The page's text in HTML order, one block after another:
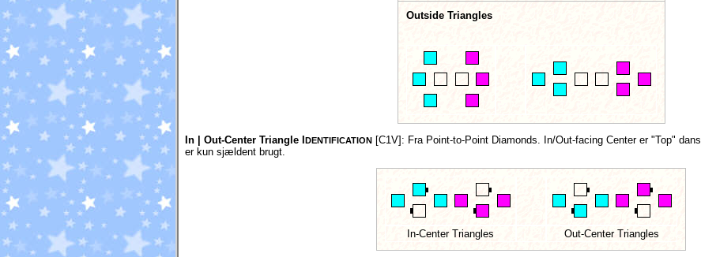
Outside Triangles
In | Out-Center Triangle I DENTIFICATION [C1V]: Fra Point-to-Point Diamonds. In/Out-facing Center er "Top"
er kun sjældent brugt.
In-Center Triangles Out-Center Triangles